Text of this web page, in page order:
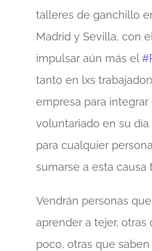
talleres de ganchillo
Madrid y Sevilla, con
impulsar aún más el
tanto en lxs
empresa para integrar
voluntariado en su día
para cualquier
sumarse a esta causa
Vendrán personas
aprender a tejer, otras
poco, otras que